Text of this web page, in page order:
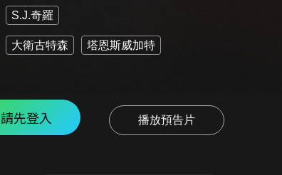
S.J.奇羅
大衛古特森 塔恩斯威加特
請先登入 播放預告片